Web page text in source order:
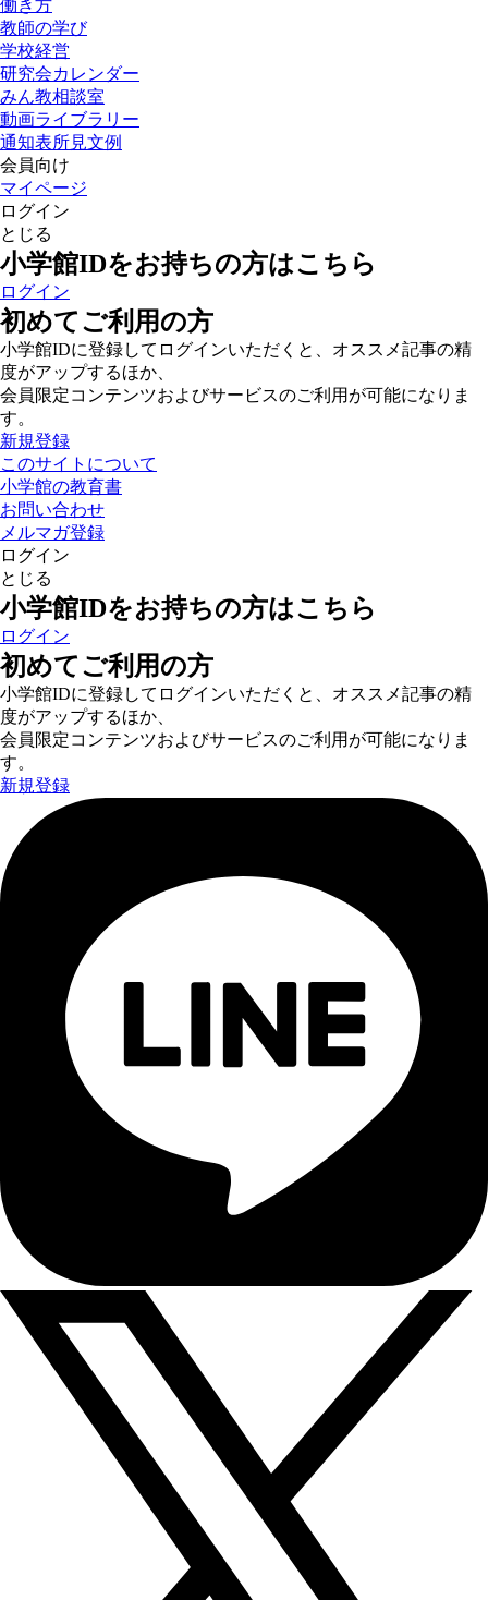
働き方
教師の学び
学校経営
研究会カレンダー
みん教相談室
動画ライブラリー
通知表所見文例
会員向け
マイページ
ログイン
とじる
小学館IDをお持ちの方はこちら
ログイン
初めてご利用の方
小学館IDに登録してログインいただくと、オススメ記事の精
度がアップするほか、
会員限定コンテンツおよびサービスのご利用が可能になりま
す。
新規登録
このサイトについて
小学館の教育書
お問い合わせ
メルマガ登録
ログイン
とじる
小学館IDをお持ちの方はこちら
ログイン
初めてご利用の方
小学館IDに登録してログインいただくと、オススメ記事の精
度がアップするほか、
会員限定コンテンツおよびサービスのご利用が可能になりま
す。
新規登録